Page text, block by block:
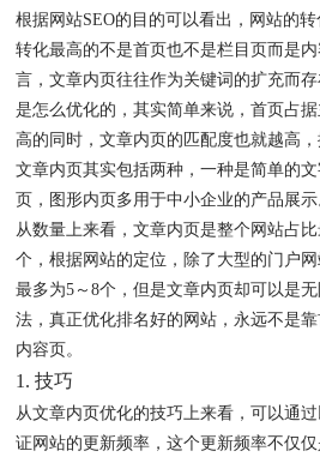
根据网站SEO的目的可以看出，网站的
转化最高的不是首页也不是栏目页而是
言，文章内页往往作为关键词的扩充而
是怎么优化的，其实简单来说，首页占
高的同时，文章内页的匹配度也就越高，
文章内页其实包括两种，一种是简单的
页，图形内页多用于中小企业的产品展示
从数量上来看，文章内页是整个网站占
个，根据网站的定位，除了大型的门户
最多为5～8个，但是文章内页却可以是
法，真正优化排名好的网站，永远不是
内容页。
1. 技巧
从文章内页优化的技巧上来看，可以通
证网站的更新频率，这个更新频率不仅